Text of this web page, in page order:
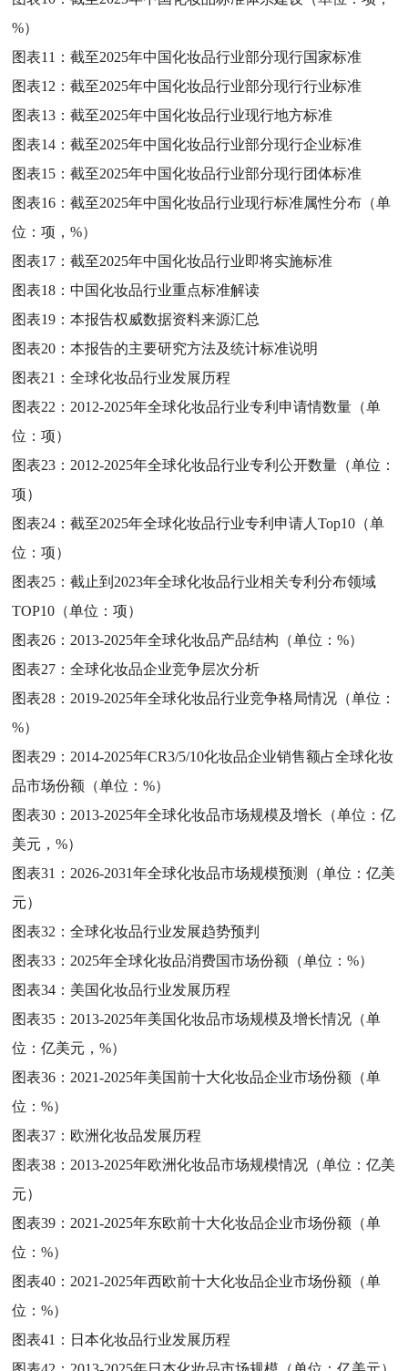
%）
图表11：截至2025年中国化妆品行业部分现行国家标准
图表12：截至2025年中国化妆品行业部分现行行业标准
图表13：截至2025年中国化妆品行业现行地方标准
图表14：截至2025年中国化妆品行业部分现行企业标准
图表15：截至2025年中国化妆品行业部分现行团体标准
图表16：截至2025年中国化妆品行业现行标准属性分布（单
位：项，%）
图表17：截至2025年中国化妆品行业即将实施标准
图表18：中国化妆品行业重点标准解读
图表19：本报告权威数据资料来源汇总
图表20：本报告的主要研究方法及统计标准说明
图表21：全球化妆品行业发展历程
图表22： 2012-2025年全球化妆品行业专利申请情数量（单
位：项）
图表23： 2012-2025年全球化妆品行业专利公开数量（单位：
项）
图表24：截至2025年全球化妆品行业专利申请人Top10（单
位：项）
图表25：截止到2023年全球化妆品行业相关专利分布领域
TOP10（单位：项）
图表26： 2013-2025年全球化妆品产品结构（单位：%）
图表27：全球化妆品企业竞争层次分析
图表28： 2019-2025年全球化妆品行业竞争格局情况（单位：
%）
图表29： 2014-2025年CR3/5/10化妆品企业销售额占全球化妆
品市场份额（单位：%）
图表30： 2013-2025年全球化妆品市场规模及增长（单位：亿
美元，%）
图表31： 2026-2031年全球化妆品市场规模预测（单位：亿美
元）
图表32：全球化妆品行业发展趋势预判
图表33： 2025年全球化妆品消费国市场份额（单位：%）
图表34： 美国化妆品行业发展历程
图表35： 2013-2025年美国化妆品市场规模及增长情况（单
位：亿美元，%）
图表36： 2021-2025年美国前十大化妆品企业市场份额（单
位：%）
图表37： 欧洲化妆品发展历程
图表38： 2013-2025年欧洲化妆品市场规模情况（单位：亿美
元）
图表39： 2021-2025年东欧前十大化妆品企业市场份额（单
位：%）
图表40： 2021-2025年西欧前十大化妆品企业市场份额（单
位：%）
图表41： 日本化妆品行业发展历程